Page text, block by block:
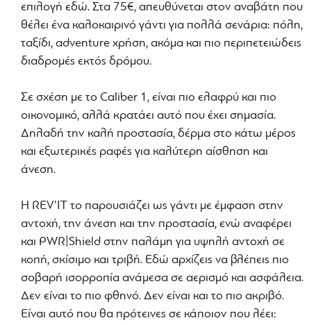
επιλογή εδώ. Στα 75€, απευθύνεται στον αναβάτη που
θέλει ένα καλοκαιρινό γάντι για πολλά σενάρια: πόλη,
ταξίδι, adventure χρήση, ακόμα και πιο περιπετειώδεις
διαδρομές εκτός δρόμου.
Σε σχέση με το Caliber 1, είναι πιο ελαφρύ και πιο
οικονομικό, αλλά κρατάει αυτό που έχει σημασία.
Δηλαδή την καλή προστασία, δέρμα στο κάτω μέρος
και εξωτερικές ραφές για καλύτερη αίσθηση και
άνεση.
Η REV’IT το παρουσιάζει ως γάντι με έμφαση στην
αντοχή, την άνεση και την προστασία, ενώ αναφέρει
και PWR|Shield στην παλάμη για υψηλή αντοχή σε
κοπή, σκίσιμο και τριβή. Εδώ αρχίζεις να βλέπεις πιο
σοβαρή ισορροπία ανάμεσα σε αερισμό και ασφάλεια.
Δεν είναι το πιο φθηνό. Δεν είναι και το πιο ακριβό.
Είναι αυτό που θα πρότεινες σε κάποιον που λέει: